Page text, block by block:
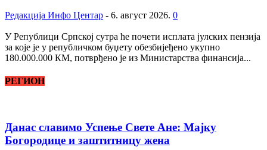
Редакција Инфо Центар - 6. август 2026. 0
У Републици Српској сутра ће почети исплата јулских пензија
за које је у републичком буџету обезбијеђено укупно
180.000.000 КМ, потврђено је из Министарства финансија...
РЕГИОН
Данас славимо Успење Свете Ане: Мајку
Богородице и заштитницу жена